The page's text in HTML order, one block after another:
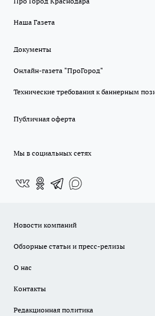
Наша Газета
Документы
Онлайн-газета "ПроГород"
Технические требования к баннерным
Публичная оферта
Мы в социальных сетях
Новости компаний
Обзорные статьи и пресс-релизы
О нас
Контакты
Редакционная политика